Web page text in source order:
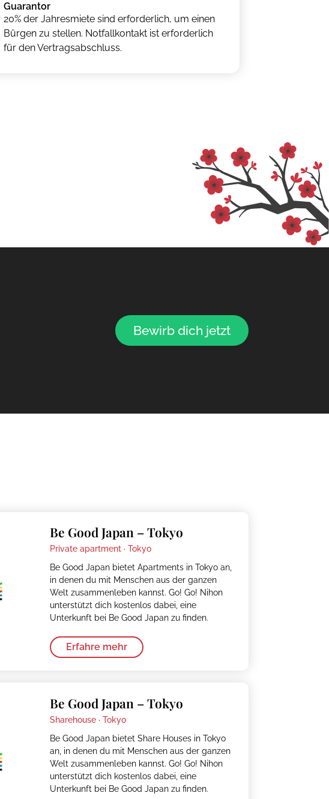
Guarantor
20% der Jahresmiete sind erforderlich, um einen
Bürgen zu stellen. Notfallkontakt ist erforderlich
für den Vertragsabschluss.
Bewirb dich jetzt
Be Good Japan – Tokyo
Private apartment · Tokyo
Be Good Japan bietet Apartments in Tokyo an,
in denen du mit Menschen aus der ganzen
Welt zusammenleben kannst. Go! Go! Nihon
unterstützt dich kostenlos dabei, eine
Unterkunft bei Be Good Japan zu finden.
Erfahre mehr
Be Good Japan – Tokyo
Sharehouse · Tokyo
Be Good Japan bietet Share Houses in Tokyo
an, in denen du mit Menschen aus der ganzen
Welt zusammenleben kannst. Go! Go! Nihon
unterstützt dich kostenlos dabei, eine
Unterkunft bei Be Good Japan zu finden.